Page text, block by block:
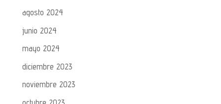
agosto 2024
junio 2024
mayo 2024
diciembre 2023
noviembre 2023